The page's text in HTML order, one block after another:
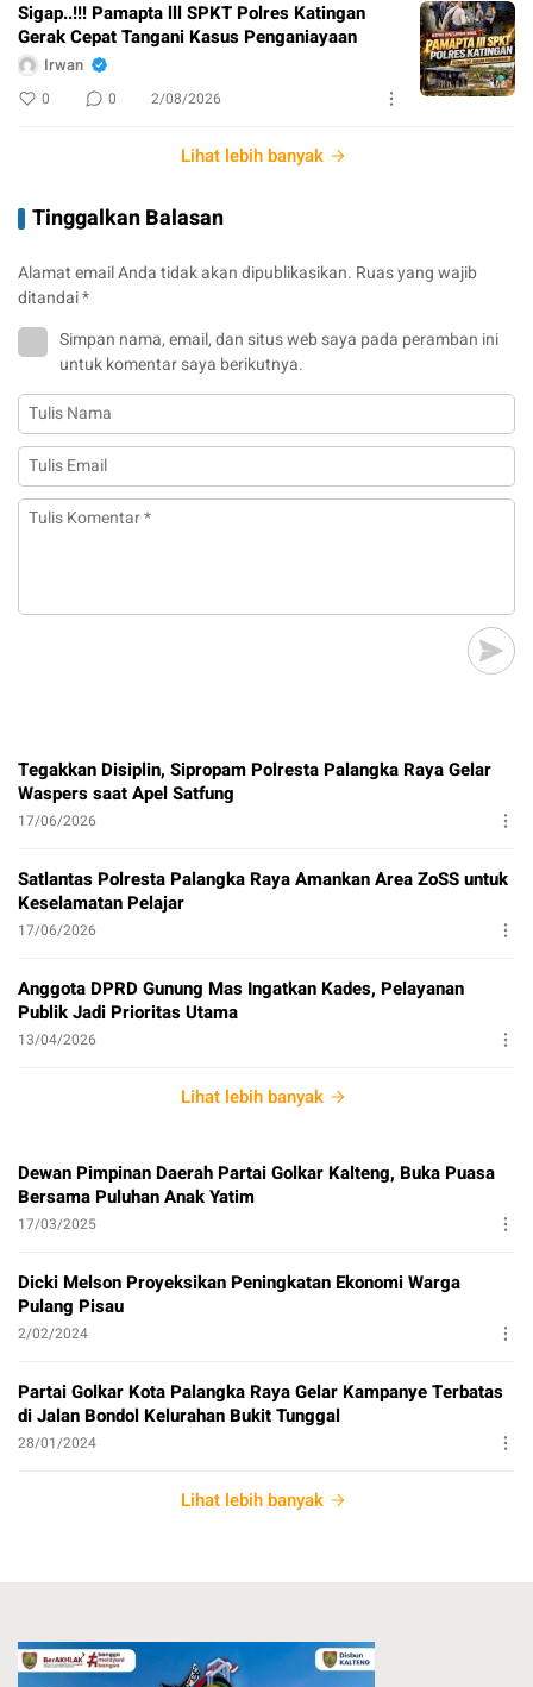
Sigap..!!! Pamapta lll SPKT Polres Katingan
Gerak Cepat Tangani Kasus Penganiayaan
Irwan
0 0 2/08/2026
Lihat lebih banyak
Tinggalkan Balasan
Alamat email Anda tidak akan dipublikasikan. Ruas yang wajib
ditandai*
Simpan nama, email, dan situs web saya pada peramban ini
untuk komentar saya berikutnya.
Tegakkan Disiplin, Sipropam Polresta Palangka Raya Gelar
Waspers saat Apel Satfung
17/06/2026
Satlantas Polresta Palangka Raya Amankan Area ZoSS untuk
Keselamatan Pelajar
17/06/2026
Anggota DPRD Gunung Mas Ingatkan Kades, Pelayanan
Publik Jadi Prioritas Utama
13/04/2026
Lihat lebih banyak
Dewan Pimpinan Daerah Partai Golkar Kalteng, Buka Puasa
Bersama Puluhan Anak Yatim
17/03/2025
Dicki Melson Proyeksikan Peningkatan Ekonomi Warga
Pulang Pisau
2/02/2024
Partai Golkar Kota Palangka Raya Gelar Kampanye Terbatas
di Jalan Bondol Kelurahan Bukit Tunggal
28/01/2024
Lihat lebih banyak